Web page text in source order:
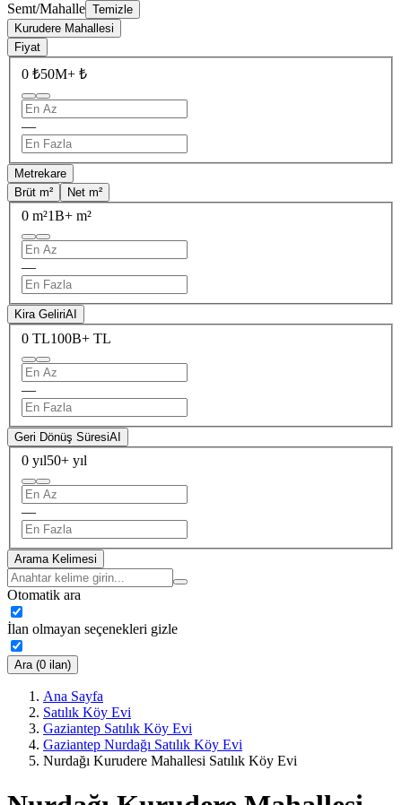
Semt/Mahalle Temizle
Kurudere Mahallesi
Fiyat
0 ₺50M+ ₺
—
Metrekare
Brüt m²
Net m²
0 m²1B+ m²
—
Kira GeliriAI
0 TL100B+ TL
—
Geri Dönüş SüresiAI
0 yıl50+ yıl
—
Arama Kelimesi
Otomatik ara
İlan olmayan seçenekleri gizle
Ara (0 ilan)
Ana Sayfa
Satılık Köy Evi
Gaziantep Satılık Köy Evi
Gaziantep Nurdağı Satılık Köy Evi
Nurdağı Kurudere Mahallesi Satılık Köy Evi